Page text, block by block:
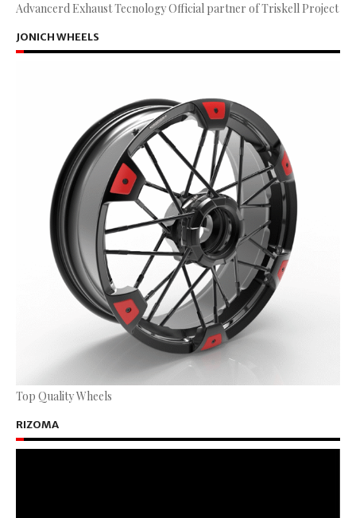
Advancerd Exhaust Tecnology Official partner of Triskell Project
JONICH WHEELS
Top Quality Wheels
RIZOMA